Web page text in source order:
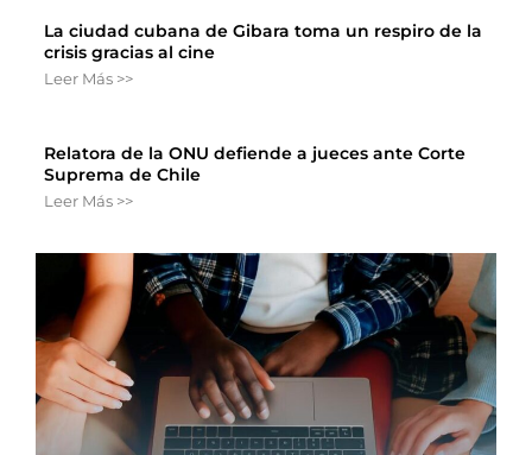
La ciudad cubana de Gibara toma un respiro de la
crisis gracias al cine
Leer Más >>
Relatora de la ONU defiende a jueces ante Corte
Suprema de Chile
Leer Más >>